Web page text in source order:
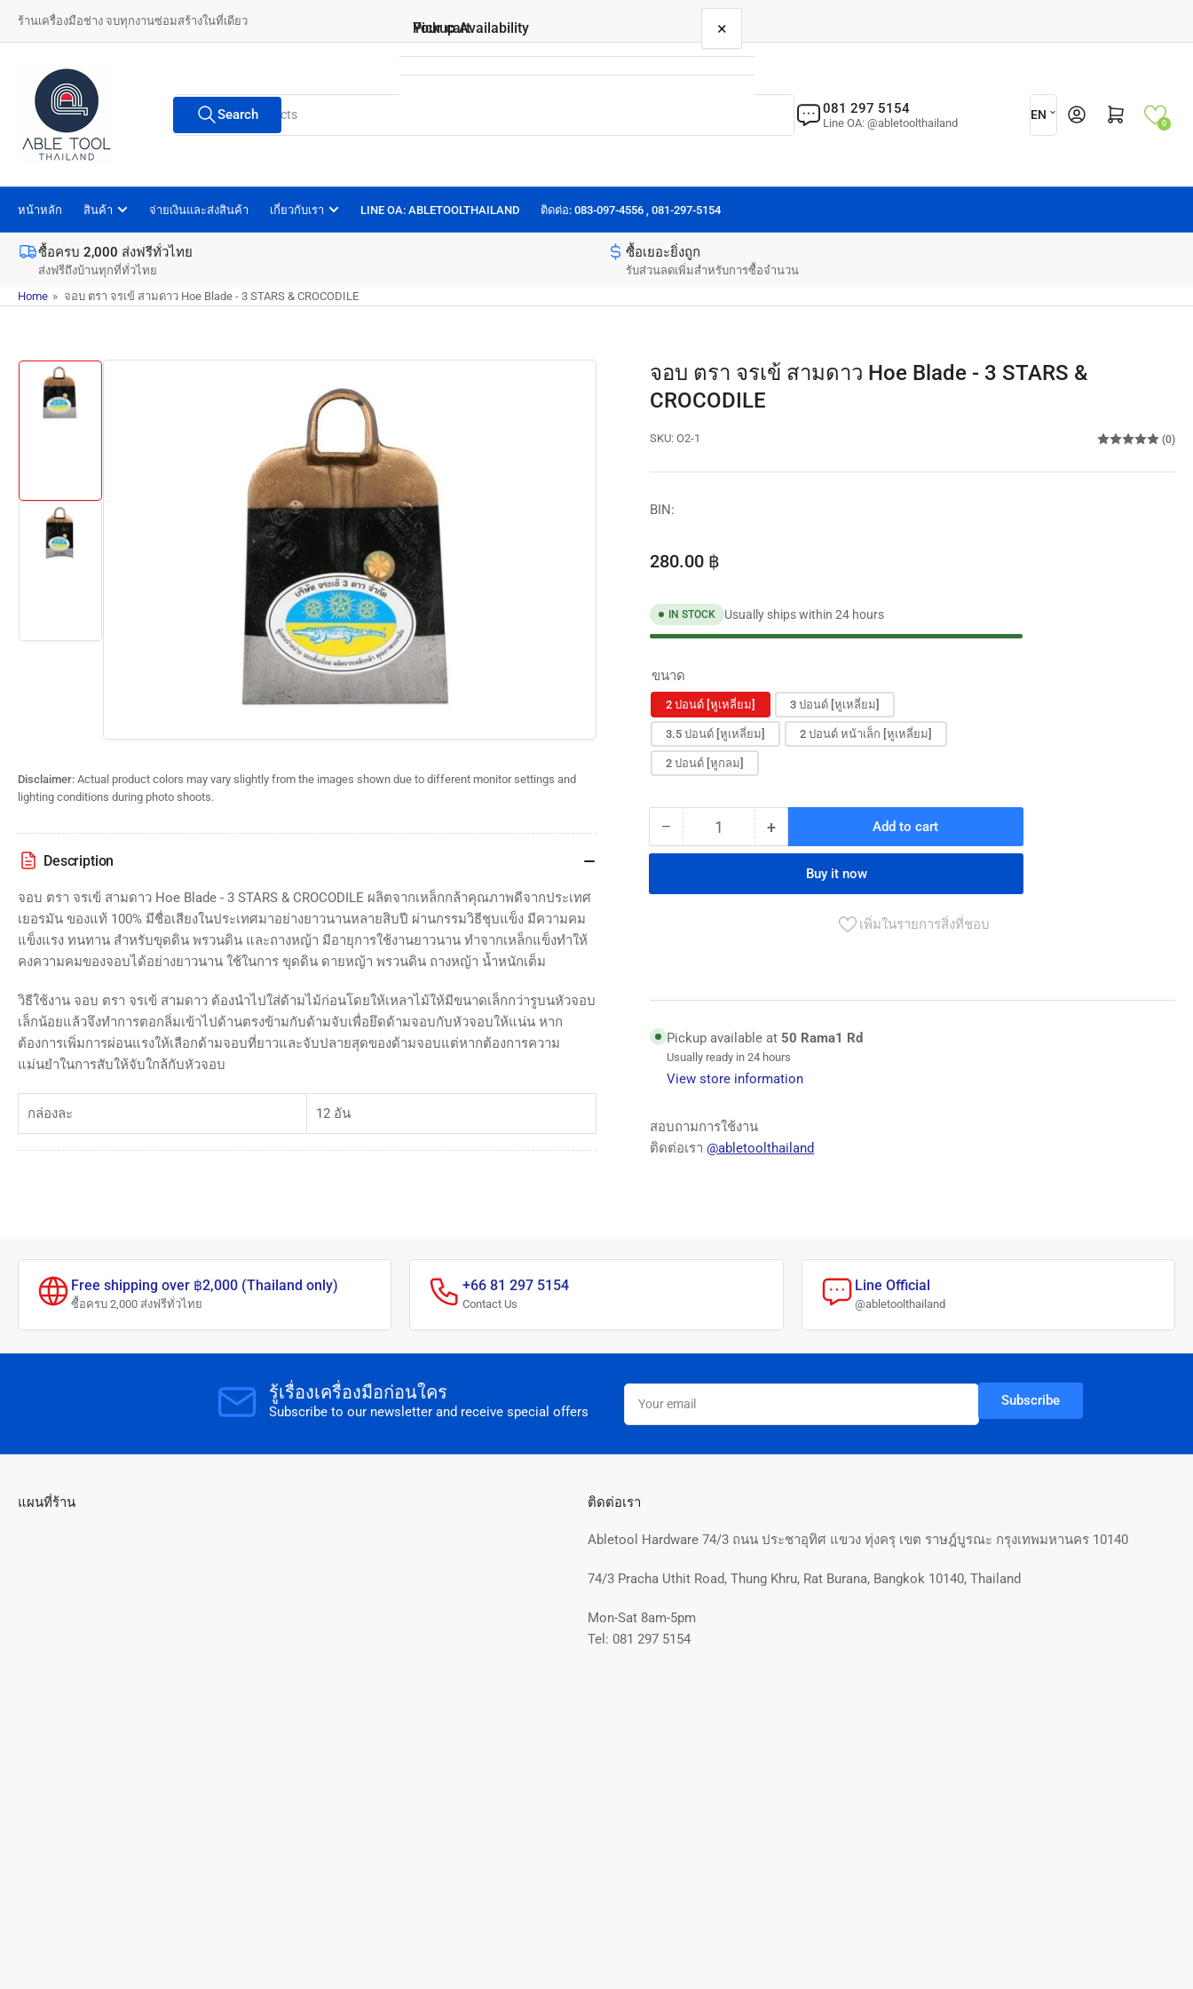
ร้านเครื่องมือช่าง จบทุกงานซ่อมสร้างในที่เดียว
Search
products
Search 081 297 5154
Line OA: @abletoolthailand
L
a
g
e
EN Log in Open mini cart
0
หน้าหลัก สินค้า จ่ายเงินและส่งสินค้า เกี่ยวกับเรา LINE OA: ABLETOOLTHAILAND ติดต่อ: 083-097-4556 , 081-297-5154
ซื้อครบ 2,000 ส่งฟรีทั่วไทย
ส่งฟรีถึงบ้านทุกที่ทั่วไทย
ซื้อเยอะยิ่งถูก
รับส่วนลดเพิ่มสำหรับการซื้อจำนวน
Home » จอบ ตรา จรเข้ สามดาว Hoe Blade - 3 STARS & CROCODILE
Skip
product
view
view
Disclaimer: Actual product colors may vary slightly from the images shown due to different monitor settings and
lighting conditions during photo shoots.
จอบ ตรา จรเข้ สามดาว Hoe Blade - 3 STARS &
CROCODILE
SKU: O2-1 (0)
BIN:
Regular
280.00 ฿
IN STOCK Usually ships within 24 hours
ขนาด
2 ปอนด์ [หูเหลี่ยม] 3 ปอนด์ [หูเหลี่ยม]
3.5 ปอนด์ [หูเหลี่ยม] 2 ปอนด์ หน้าเล็ก [หูเหลี่ยม]
2 ปอนด์ [หูกลม]
− Decrease
quantity
จอบ
สาม
Hoe
Blade
-
STARS
&amp;
CROCODILE
Quantity +Increase
quantity
จอบ
สาม
Hoe
Blade
-
&amp;
CROCODILE
Add to cart
Buy it now
เพิ่มในรายการสิ่งที่ชอบ
Pickup available at 50 Rama1 Rd
Usually ready in 24 hours
View store information
สอบถามการใช้งาน
ติดต่อเรา @abletoolthailand
Description
จอบ ตรา จรเข้ สามดาว Hoe Blade - 3 STARS & CROCODILE ผลิตจากเหล็กกล้าคุณภาพดีจากประเทศ
เยอรมัน ของแท้ 100% มีชื่อเสียงในประเทศมาอย่างยาวนานหลายสิบปี ผ่านกรรมวิธีชุบแข็ง มีความคม
แข็งแรง ทนทาน สำหรับขุดดิน พรวนดิน และถางหญ้า มีอายุการใช้งานยาวนาน ทำจากเหล็กแข็งทำให้
คงความคมของจอบได้อย่างยาวนาน ใช้ในการ ขุดดิน ดายหญ้า พรวนดิน ถางหญ้า น้ำหนักเต็ม
วิธีใช้งาน จอบ ตรา จรเข้ สามดาว ต้องนำไปใส่ด้ามไม้ก่อนโดยให้เหลาไม้ให้มีขนาดเล็กกว่ารูบนหัวจอบ
เล็กน้อยแล้วจึงทำการตอกลิ่มเข้าไปด้านตรงข้ามกับด้ามจับเพื่อยึดด้ามจอบกับหัวจอบให้แน่น หาก
ต้องการเพิ่มการผ่อนแรงให้เลือกด้ามจอบที่ยาวและจับปลายสุดของด้ามจอบแต่หากต้องการความ
แม่นยำในการสับให้จับใกล้กับหัวจอบ
กล่องละ 12 อัน
Free shipping over ฿2,000 (Thailand only)
ซื้อครบ 2,000 ส่งฟรีทั่วไทย
+66 81 297 5154
Contact Us
Line Official
@abletoolthailand
รู้เรื่องเครื่องมือก่อนใคร
Subscribe to our newsletter and receive special offers
Your
email
Subscribe
แผนที่ร้าน ติดต่อเรา
Abletool Hardware 74/3 ถนน ประชาอุทิศ แขวง ทุ่งครุ เขต ราษฎ์บูรณะ กรุงเทพมหานคร 10140
74/3 Pracha Uthit Road, Thung Khru, Rat Burana, Bangkok 10140, Thailand
Mon-Sat 8am-5pm
Tel: 081 297 5154
Your cart ×
Pickup Availability ×
จอบ ตรา จรเข้ สามดาว Hoe Blade - 3 STARS &
50 Rama1 Rd